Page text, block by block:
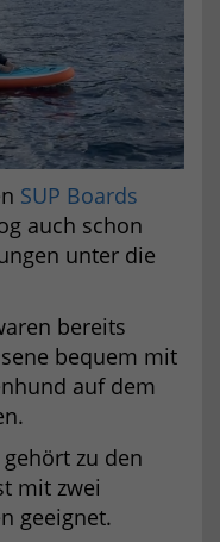
SUP Boards
auch schon
unter die
bereits
bequem mit
auf dem
zu den
mit zwei
geeignet.